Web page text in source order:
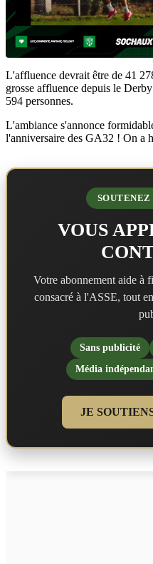
L'affluence devrait être de 41
grosse affluence depuis le
594 personnes.
L'ambiance s'annonce
l'anniversaire des GA32 ! On a
VOUS
Votre abonnement aide à
consacré à l'ASSE, tout
Sans publicité
Média
JE